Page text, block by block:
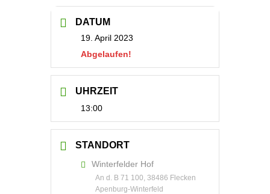
DATUM
19. April 2023
Abgelaufen!
UHRZEIT
13:00
STANDORT
Winterfelder Hof
An d. B 71 100, 38486 Flecken
Apenburg-Winterfeld